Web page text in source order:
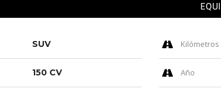
SUV Kilómetros
150 CV Año